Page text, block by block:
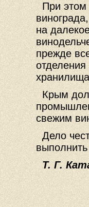
При этом
на
прежде
Крым
свежим
Дело
выполнить
Т. Г.